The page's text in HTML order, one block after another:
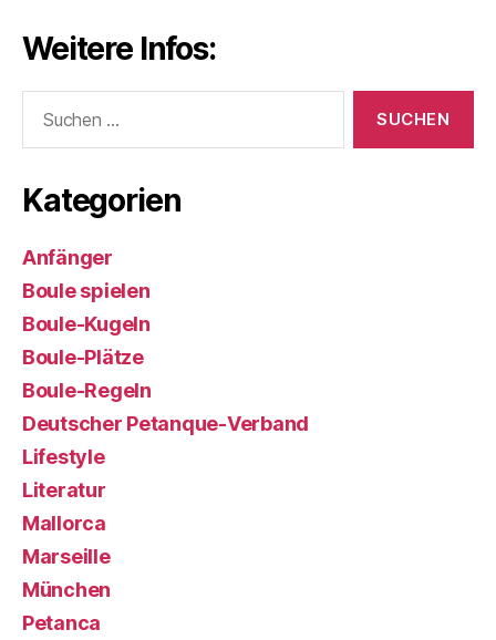
Weitere Infos:
nach:
Kategorien
Anfänger
Boule spielen
Boule-Kugeln
Boule-Plätze
Boule-Regeln
Deutscher Petanque-Verband
Lifestyle
Literatur
Mallorca
Marseille
München
Petanca